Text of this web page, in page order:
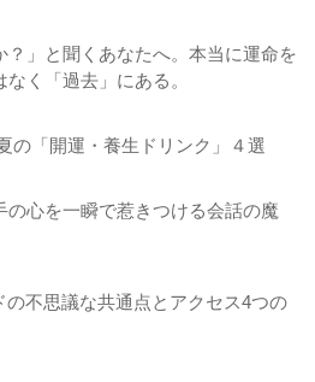
？」と聞くあなたへ。本当に運命を
く「過去」にある。
の「開運・養生ドリンク」４選
の心を一瞬で惹きつける会話の魔
不思議な共通点とアクセス4つの